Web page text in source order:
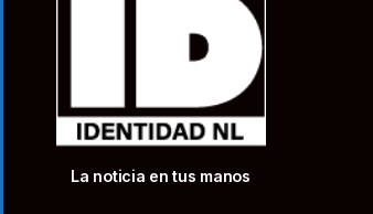
La noticia en tus manos